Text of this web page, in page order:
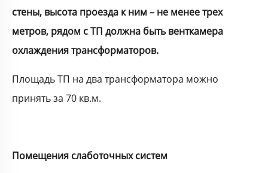
стены, высота проезда к ним – не менее трех
метров, рядом с ТП должна быть венткамера
охлаждения трансформаторов.
Площадь ТП на два трансформатора можно
принять за 70 кв.м.
Помещения слаботочных систем